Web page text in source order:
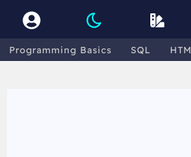
Programming Basics SQL